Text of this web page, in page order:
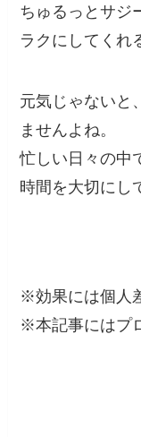
ちゅるっとサジ
ラクにしてくれ
元気じゃないと
ませんよね。
忙しい日々の中
時間を大切にし
※効果には個人
※本記事にはプ